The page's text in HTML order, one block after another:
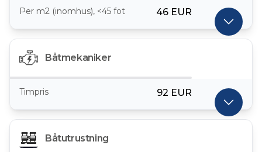
Per m2 (inomhus), <45 fot 46 EUR
Båtmekaniker
Timpris 92 EUR
Båtutrustning